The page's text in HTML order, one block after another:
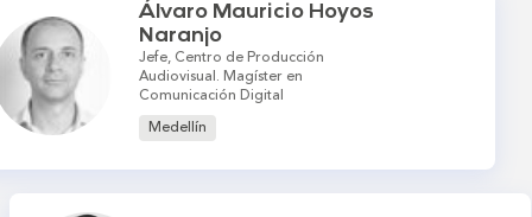
Álvaro Mauricio Hoyos
Naranjo
Jefe, Centro de Producción
Audiovisual. Magíster en
Comunicación Digital
Medellín